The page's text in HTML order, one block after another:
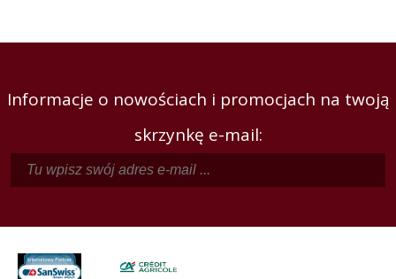
Informacje o nowościach i promocjach na twoją
skrzynkę e-mail: